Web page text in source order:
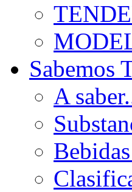
Sabemos
A